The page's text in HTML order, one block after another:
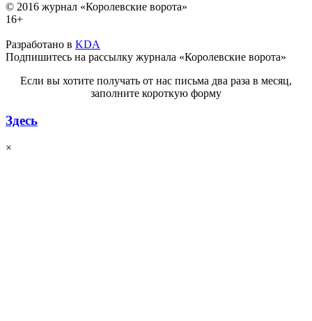
© 2016 журнал «Королевские ворота»
16+
Разработано в KDA
Подпишитесь на рассылку журнала «Королевские ворота»
Если вы хотите получать от нас письма два раза в месяц,
заполните короткую форму
Здесь
×